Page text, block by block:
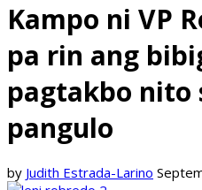
Kampo ni VP
pa rin ang
pagtakbo nito
pangulo
by Judith Estrada-Larino